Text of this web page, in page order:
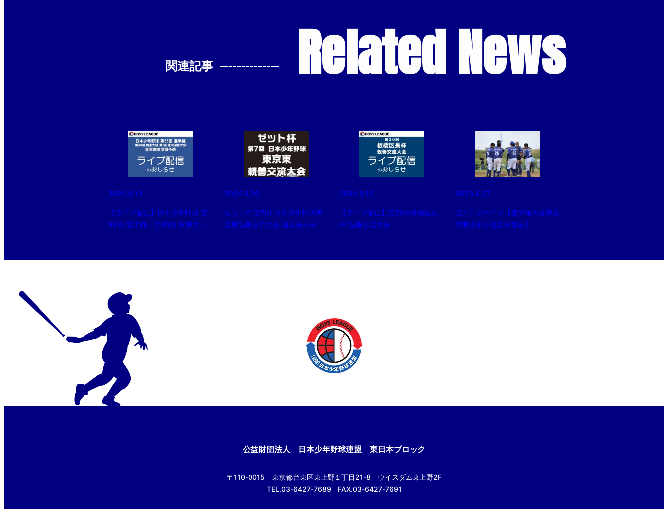
関連記事 -------------- Related News
2024.6.13
【ライブ配信】日本少年野球 第
55回 選手権・第49回 関東大
2024.6.29
ゼット杯 第7回 日本少年野球東
京東親善交流大会 組み合わせ
2024.9.12
【ライブ配信】第30回板橋区長
杯 親善交流大会
2023.5.27
江戸川ボーイズ【選手権大会東京
都東支部予選結果報告】
公益財団法人 日本少年野球連盟 東日本ブロック
〒110-0015 東京都台東区東上野１丁目21-8 ウイスダム東上野2F
TEL.03-6427-7689 FAX.03-6427-7691